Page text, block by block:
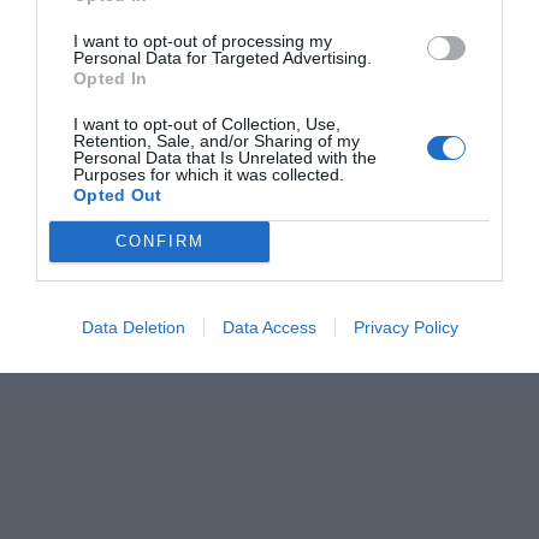
I want to opt-out of processing my
Personal Data for Targeted Advertising.
Opted In
I want to opt-out of Collection, Use,
Retention, Sale, and/or Sharing of my
Personal Data that Is Unrelated with the
Purposes for which it was collected.
Opted Out
CONFIRM
Data Deletion Data Access Privacy Policy